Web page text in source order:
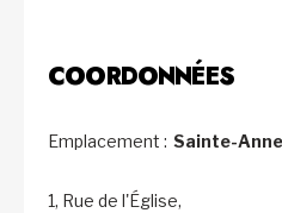
COORDONNÉES
Emplacement : Sainte-
1, Rue de l'Église,